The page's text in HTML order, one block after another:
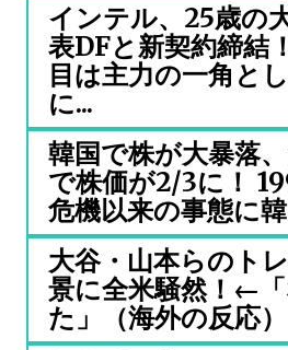
インテル、25歳の
表DFと新契約締
目は主力の一角と
に...
韓国で株が大暴落
で株価が2/3に！
危機以来の事態に
大谷・山本らのト
景に全米騒然！←
た」（海外の反応）